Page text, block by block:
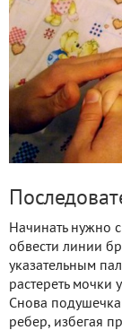
Начинать нужно
обвести линии
указательным
растереть мочки
Снова
ребер, избегая